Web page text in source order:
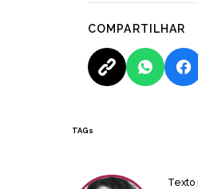
COMPARTILHAR
TAGs
Texto